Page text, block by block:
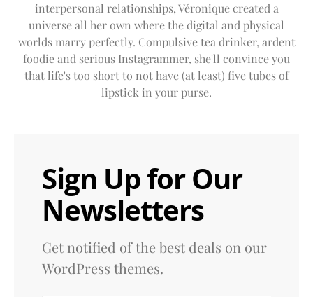
interpersonal relationships, Véronique created a
universe all her own where the digital and physical
worlds marry perfectly. Compulsive tea drinker, ardent
foodie and serious Instagrammer, she'll convince you
that life's too short to not have (at least) five tubes of
lipstick in your purse.
Sign Up for Our
Newsletters
Get notified of the best deals on our
WordPress themes.